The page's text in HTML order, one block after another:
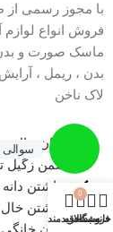
با مجوز رسمی
فروش انواع
ماسک صورت و بدن
بدن ، ریمل ،
لاک ناخن
درمان خال
دشمن زگیل
برداشتن
برداشتن
درمان
سوالی
خانه
فروشگاه
0
سبد خرید
علاقه مندی